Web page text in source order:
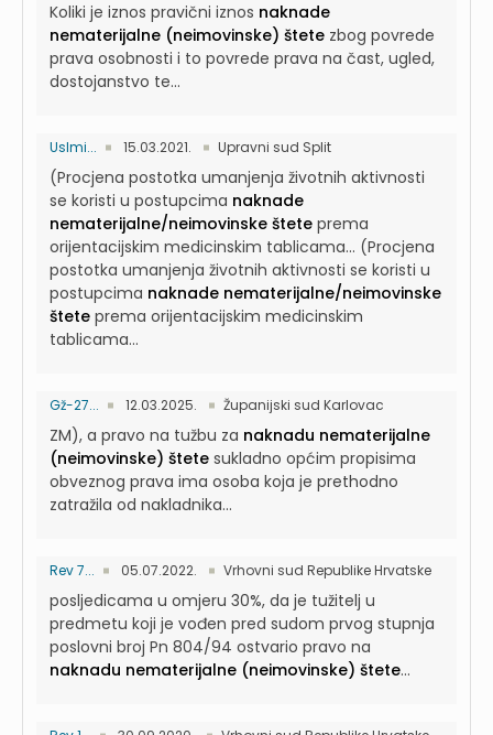
Koliki je iznos pravični iznos naknade
nematerijalne (neimovinske) štete zbog povrede
prava osobnosti i to povrede prava na čast, ugled,
dostojanstvo te...
UsImi... 15.03.2021. Upravni sud Split
(Procjena postotka umanjenja životnih aktivnosti
se koristi u postupcima naknade
nematerijalne/neimovinske štete prema
orijentacijskim medicinskim tablicama... (Procjena
postotka umanjenja životnih aktivnosti se koristi u
postupcima naknade nematerijalne/neimovinske
štete prema orijentacijskim medicinskim
tablicama...
Gž-27... 12.03.2025. Županijski sud Karlovac
ZM), a pravo na tužbu za naknadu nematerijalne
(neimovinske) štete sukladno općim propisima
obveznog prava ima osoba koja je prethodno
zatražila od nakladnika...
Rev 7... 05.07.2022. Vrhovni sud Republike Hrvatske
posljedicama u omjeru 30%, da je tužitelj u
predmetu koji je vođen pred sudom prvog stupnja
poslovni broj Pn 804/94 ostvario pravo na
naknadu nematerijalne (neimovinske) štete...